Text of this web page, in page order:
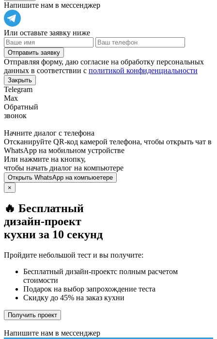
Напишите нам в мессенджер
Или оставьте заявку ниже
Отправить заявку
Отправляя форму, даю согласие на обработку персональных
данных в соответствии с политикой конфиденциальности
Закрыть
Telegram
Max
Обратный
звонок
Начните диалог с телефона
Отсканируйте QR-код камерой телефона, чтобы открыть чат в
WhatsApp на мобильном устройстве
Или нажмите на кнопку,
чтобы начать диалог на компьютере
Открыть WhatsApp на компьюетере
×
🔥 Бесплатный
дизайн-проект
кухни за 10 секунд
Пройдите небольшой тест и вы получите:
Бесплатный дизайн-проектс полным расчетом
стоимости
Подарок на выбор запрохождение теста
Скидку до 45% на заказ кухни
Получить проект
Напишите нам в мессенджер